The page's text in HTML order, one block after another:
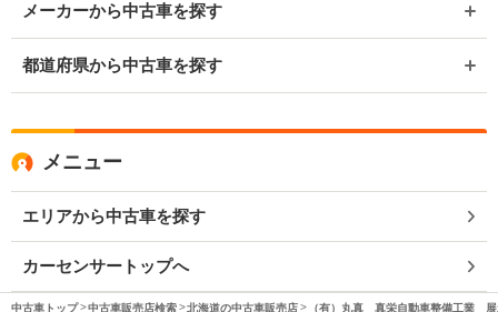
メーカーから中古車を探す
都道府県から中古車を探す
メニュー
エリアから中古車を探す
カーセンサートップへ
中古車トップ 中古車販売店検索 北海道の中古車販売店 （有）丸真 真栄自動車整備工業 展